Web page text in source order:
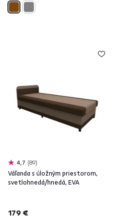
4,7 89
Váľanda s úložným priestorom,
svetlohnedá/hnedá, EVA
179 €